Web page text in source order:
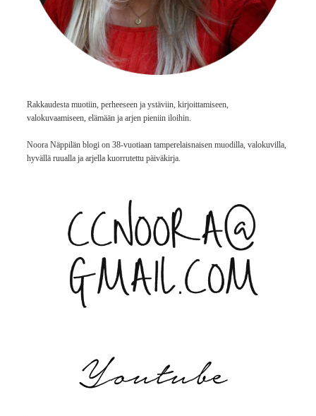
Rakkaudesta muotiin, perheeseen ja ystäviin, kirjoittamiseen,
valokuvaamiseen, elämään ja arjen pieniin iloihin.
Noora Näppilän blogi on 38-vuotiaan tamperelaisnaisen muodilla, valokuvilla,
hyvällä ruualla ja arjella kuorrutettu päiväkirja.